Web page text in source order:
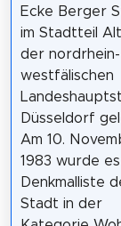
Ecke Berger
im Stadtteil
der nordrhein-
westfälischen
Düsseldorf
Am 10.
1983 wurde
Denkmalliste
Stadt in der